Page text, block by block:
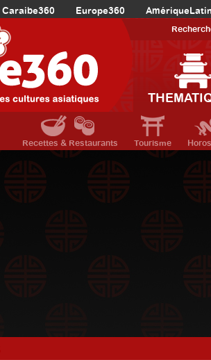
Caraibe360 Europe360
Recettes & Restaurants Tourisme